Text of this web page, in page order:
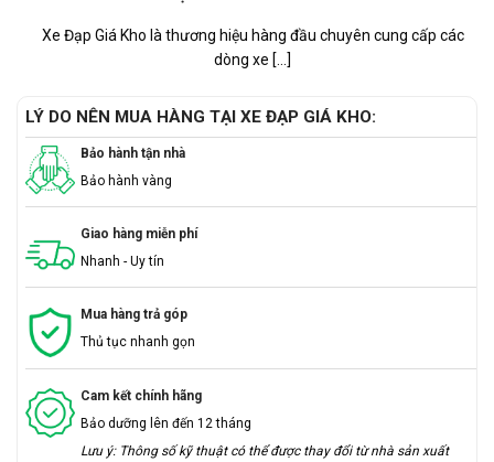
Xe Đạp Giá Kho là thương hiệu hàng đầu chuyên cung cấp các
dòng xe [...]
LÝ DO NÊN MUA HÀNG TẠI XE ĐẠP GIÁ KHO:
Bảo hành tận nhà
Bảo hành vàng
Giao hàng miễn phí
Nhanh - Uy tín
Mua hàng trả góp
Thủ tục nhanh gọn
Cam kết chính hãng
Bảo dưỡng lên đến 12 tháng
Lưu ý: Thông số kỹ thuật có thể được thay đổi từ nhà sản xuất